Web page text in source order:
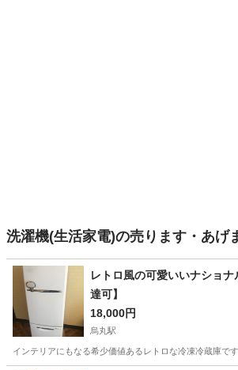
洗濯機(生活家電)の売ります・あげ
レトロ風の可愛いいナショ
達可】
18,000円
烏丸駅
インテリアにもなる希少価値あるレトロな冷凍冷蔵庫で